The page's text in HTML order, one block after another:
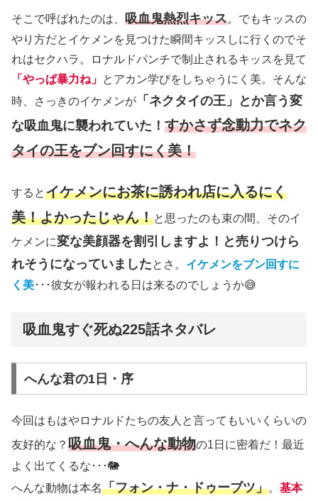
そこで呼ばれたのは、 吸血鬼熱烈キッス。でもキッスの
やり方だとイケメンを見つけた瞬間キッスしに行くのでそ
れはセクハラ。ロナルドパンチで制止されるキッスを見て
「やっぱ暴力ね」 とアカン学びをしちゃうにく美。そんな
時、さっきのイケメンが 「ネクタイの王」とか言う変
な吸血鬼に襲われていた！ すかさず念動力でネク
タイの王をブン回すにく美！
するとイケメンにお茶に誘われ店に入るにく
美！よかったじゃん！と思ったのも束の間、そのイ
ケメンに変な美顔器を割引しますよ！と売りつけら
れそうになっていましたとさ。 イケメンをブン回すに
く美･･･彼女が報われる日は来るのでしょうか😅
吸血鬼すぐ死ぬ225話ネタバレ
へんな君の1日・序
今回はもはやロナルドたちの友人と言ってもいいくらいの
友好的な？ 吸血鬼・へんな動物の1日に密着だ！最近
よく出てくるな･･･🐘
へんな動物は本名「フォン・ナ・ドゥーブツ」。 基本